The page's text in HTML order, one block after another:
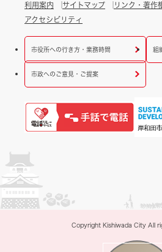
利用案内 サイトマップ リンク・著作
アクセシビリティ
市役所への行き方・業務時間 組
市政へのご意見・ご提案
Copyright Kishiwada City All